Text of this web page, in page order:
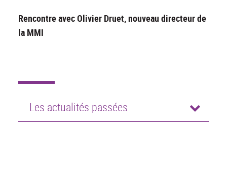
Rencontre avec Olivier Druet, nouveau directeur de
la MMI
Les actualités passées